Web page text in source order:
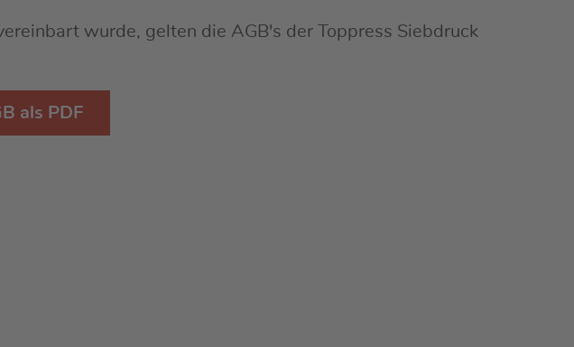
wurde, gelten die AGB's der Toppress Siebdruck
als PDF